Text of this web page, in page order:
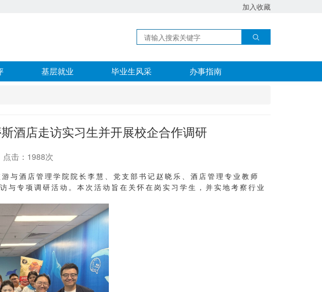
加入收藏
基层就业 毕业生风采 办事指南
酒店走访实习生并开展校企合作调研
击：1988次
酒店管理学院院长李慧、党支部书记赵晓乐、酒店管理专业教师
专项调研活动。本次活动旨在关怀在岗实习学生，并实地考察行业